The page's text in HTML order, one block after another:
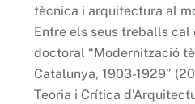
tècnica i arquitectura al
Entre els seus treballs cal
doctoral “Modernització
Catalunya, 1903-1929”
Teoria i Crítica